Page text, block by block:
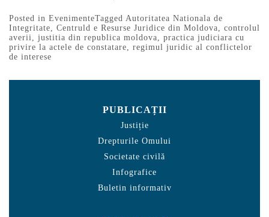
Posted in EvenimenteTagged Autoritatea Nationala de
Integritate, Centruld e Resurse Juridice din Moldova, controlul
averii, justitia din republica moldova, practica judiciara cu
privire la actele de constatare, regimul juridic al conflictelor
de interese
PUBLICAȚII
Justiție
Drepturile Omului
Societate civilă
Infografice
Buletin informativ